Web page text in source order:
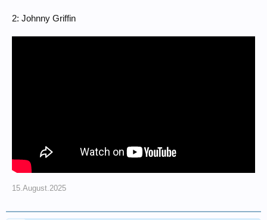
2: Johnny Griffin
15.August.2025